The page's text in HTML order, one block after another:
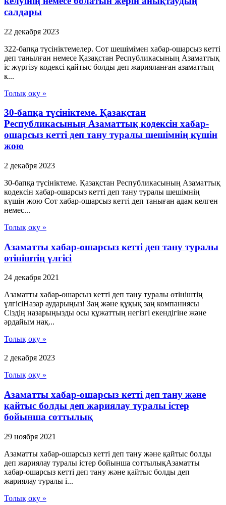
салдары
22 декабря 2023
322-бапқа түсініктемелер. Сот шешімімен хабар-ошарсыз кетті
деп танылған немесе Қазақстан Республикасының Азаматтық
іс жүргізу кодексі қайтыс болды деп жарияланған азаматтың
к...
Толық оқу »
30-бапқа түсініктеме. Қазақстан
Республикасының Азаматтық кодексін хабар-
ошарсыз кетті деп тану туралы шешімнің күшін
жою
2 декабря 2023
30-бапқа түсініктеме. Қазақстан Республикасының Азаматтық
кодексін хабар-ошарсыз кетті деп тану туралы шешімнің
күшін жою Сот хабар-ошарсыз кетті деп таныған адам келген
немес...
Толық оқу »
Азаматты хабар-ошарсыз кетті деп тану туралы
өтініштің үлгісі
24 декабря 2021
Азаматты хабар-ошарсыз кетті деп тану туралы өтініштің
үлгісіНазар аударыңыз! Заң және құқық заң компаниясы
Сіздің назарыңызды осы құжаттың негізгі екендігіне және
әрдайым нақ...
Толық оқу »
2 декабря 2023
Толық оқу »
Азаматты хабар-ошарсыз кетті деп тану және
қайтыс болды деп жариялау туралы істер
бойынша соттылық
29 ноября 2021
Азаматты хабар-ошарсыз кетті деп тану және қайтыс болды
деп жариялау туралы істер бойынша соттылықАзаматты
хабар-ошарсыз кетті деп тану және қайтыс болды деп
жариялау туралы і...
Толық оқу »